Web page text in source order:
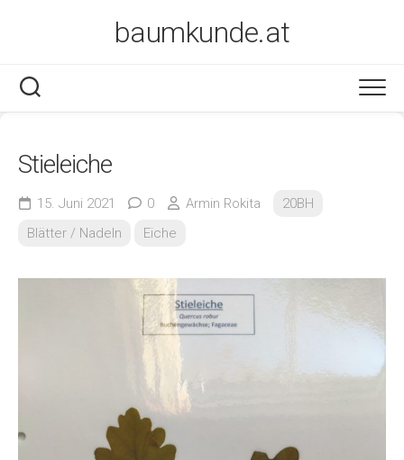
baumkunde.at
Stieleiche
15. Juni 2021 0 Armin Rokita
20BH
Blätter / Nadeln
Eiche